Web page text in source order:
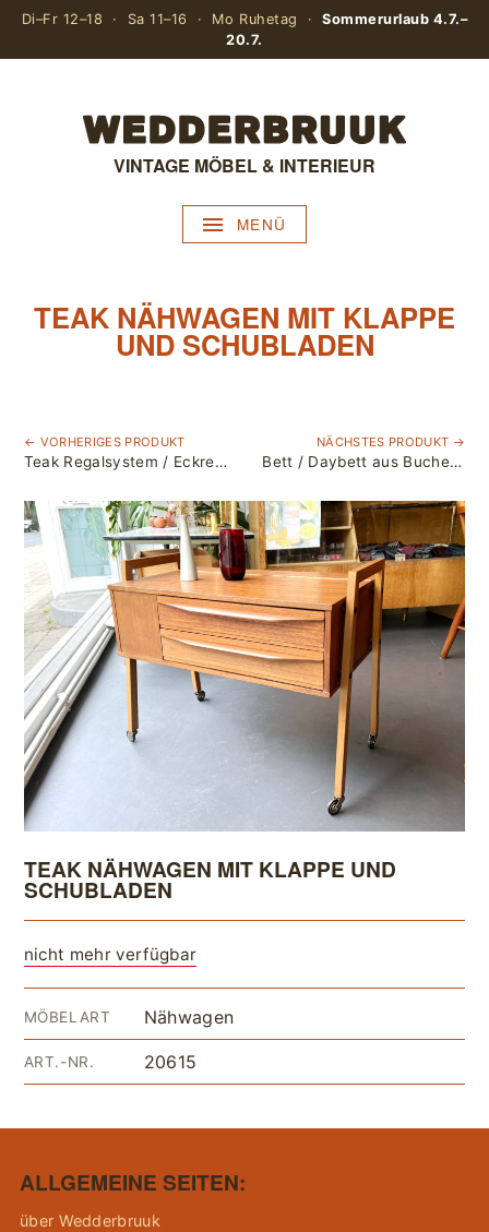
Di–Fr 12–18 · Sa 11–16 · Mo Ruhetag ·Sommerurlaub 4.7.–
20.7.
VINTAGE MÖBEL & INTERIEUR
MENÜ
TEAK NÄHWAGEN MIT KLAPPE
UND SCHUBLADEN
← VORHERIGES PRODUKT
Teak Regalsystem / Eckregal »Royal System« von Poul Cadovius für Cado / Design 1948
NÄCHSTES PRODUKT →
Bett / Daybett aus Buche, Federkernmatratze, sollte neu bezogen werden
TEAK NÄHWAGEN MIT KLAPPE UND
SCHUBLADEN
nicht mehr verfügbar
MÖBELART Nähwagen
ART.-NR. 20615
ALLGEMEINE SEITEN:
über Wedderbruuk